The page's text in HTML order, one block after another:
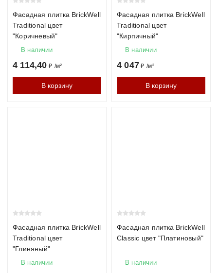
Фасадная плитка BrickWell
Traditional цвет
"Коричневый"
В наличии
4 114,40 ₽ /м²
В корзину
Фасадная плитка BrickWell
Traditional цвет
"Кирпичный"
В наличии
4 047 ₽ /м²
В корзину
Фасадная плитка BrickWell
Traditional цвет
"Глиняный"
В наличии
Фасадная плитка BrickWell
Classic цвет "Платиновый"
В наличии